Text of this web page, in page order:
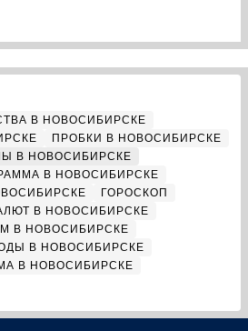
В НОВОСИБИРСКЕ
ПРОБКИ В НОВОСИБИРСКЕ
В НОВОСИБИРСКЕ
В НОВОСИБИРСКЕ
ГОРОСКОП
В НОВОСИБИРСКЕ
В НОВОСИБИРСКЕ
В НОВОСИБИРСКЕ
В НОВОСИБИРСКЕ